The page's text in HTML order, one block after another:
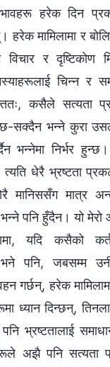
हरेक दिन
मामिलामा र
र दृष्टिकोण
चिन्न र
कसैले सत्यता
सक्दैन भन्‍ने कुरा
भन्‍नेमा निर्भर
त्यति धेरै भ्रष्टता
मानिससँग मात्र
पनि हुँदैन। यो मेरो
यदि कसैको
भने पनि, जबसम्म
गर्छन्, हरेक
ध्यान दिन्छन्,
भ्रष्टतालाई
अझै पनि सत्यता